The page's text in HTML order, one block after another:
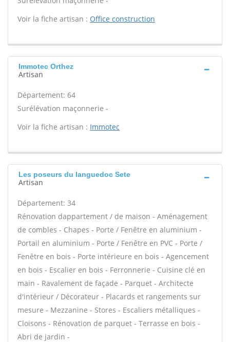
Voir la fiche artisan : Office construction
Immotec Orthez
Artisan
Département: 64
Surélévation maçonnerie -
Voir la fiche artisan : Immotec
Les poseurs du languedoc Sete
Artisan
Département: 34
Rénovation dappartement / de maison - Aménagement
de combles - Chapes - Porte / Fenêtre en aluminium -
Portail en aluminium - Porte / Fenêtre en PVC - Porte /
Fenêtre en bois - Porte intérieure en bois - Agencement
en bois - Escalier en bois - Ferronnerie - Cuisine clé en
main - Ravalement de façade - Parquet - Architecte
d'intérieur / Décorateur - Placards et rangements sur
mesure - Mezzanine - Stores - Escaliers métalliques -
Cloisons - Rénovation de parquet - Terrasse en bois -
Abri de jardin -